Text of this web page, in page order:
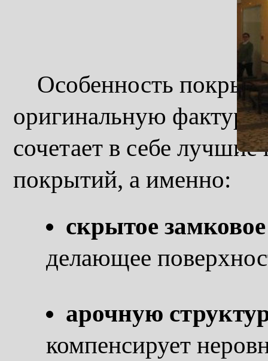
Особенность
оригинальную
сочетает в себе
покрытий, а именно:
скрытое
делающее
арочную
компенсирует